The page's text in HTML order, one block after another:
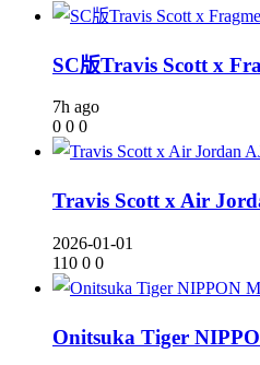
SC版Travis Scott x
7h ago
0 0 0
Travis Scott x Air
2026-01-01
110 0 0
Onitsuka Tiger